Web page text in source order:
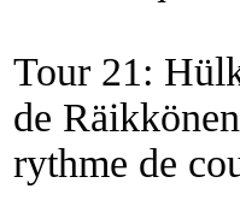
Tour 21:
de
rythme de